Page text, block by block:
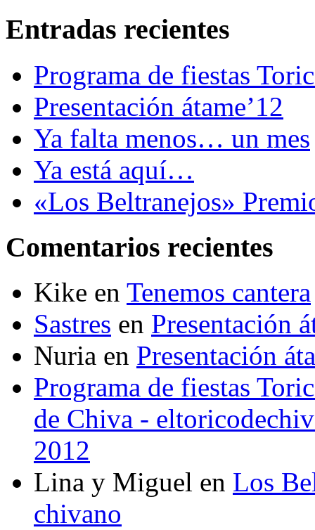
Entradas recientes
Programa de fiestas
Presentación átame’12
Ya falta menos… un mes
Ya está aquí…
«Los Beltranejos»
Comentarios recientes
Kike en Tenemos cantera
Sastres en Presentación
Nuria en Presentación
Programa de fiestas
de Chiva -
2012
Lina y Miguel en Los
chivano